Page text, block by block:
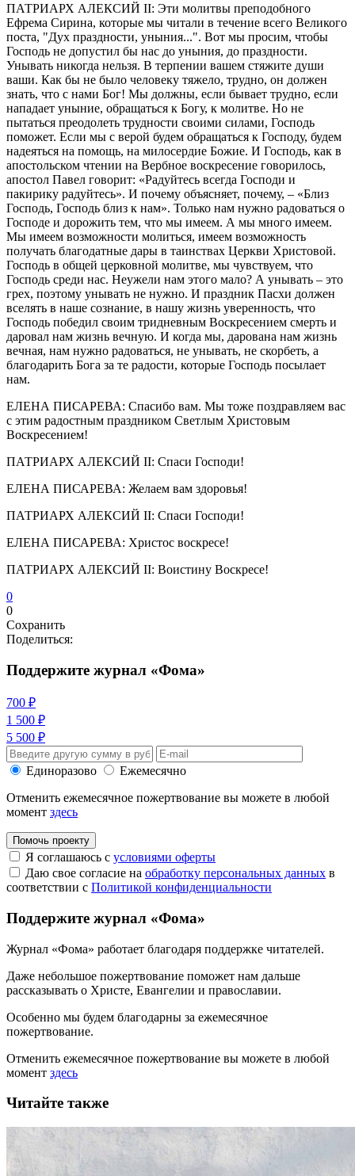
ПАТРИАРХ АЛЕКСИЙ II: Эти молитвы преподобного
Ефрема Сирина, которые мы читали в течение всего Великого
поста, "Дух праздности, уныния...". Вот мы просим, чтобы
Господь не допустил бы нас до уныния, до праздности.
Унывать никогда нельзя. В терпении вашем стяжите души
ваши. Как бы не было человеку тяжело, трудно, он должен
знать, что с нами Бог! Мы должны, если бывает трудно, если
нападает уныние, обращаться к Богу, к молитве. Но не
пытаться преодолеть трудности своими силами, Господь
поможет. Если мы с верой будем обращаться к Господу, будем
надеяться на помощь, на милосердие Божие. И Господь, как в
апостольском чтении на Вербное воскресение говорилось,
апостол Павел говорит: «Радуйтесь всегда Господи и
пакирику радуйтесь». И почему объясняет, почему, – «Близ
Господь, Господь близ к нам». Только нам нужно радоваться о
Господе и дорожить тем, что мы имеем. А мы много имеем.
Мы имеем возможности молиться, имеем возможность
получать благодатные дары в таинствах Церкви Христовой.
Господь в общей церковной молитве, мы чувствуем, что
Господь среди нас. Неужели нам этого мало? А унывать – это
грех, поэтому унывать не нужно. И праздник Пасхи должен
вселять в наше сознание, в нашу жизнь уверенность, что
Господь победил своим тридневным Воскресением смерть и
даровал нам жизнь вечную. И когда мы, дарована нам жизнь
вечная, нам нужно радоваться, не унывать, не скорбеть, а
благодарить Бога за те радости, которые Господь посылает
нам.
ЕЛЕНА ПИСАРЕВА: Спасибо вам. Мы тоже поздравляем вас
с этим радостным праздником Светлым Христовым
Воскресением!
ПАТРИАРХ АЛЕКСИЙ II: Спаси Господи!
ЕЛЕНА ПИСАРЕВА: Желаем вам здоровья!
ПАТРИАРХ АЛЕКСИЙ II: Спаси Господи!
ЕЛЕНА ПИСАРЕВА: Христос воскресе!
ПАТРИАРХ АЛЕКСИЙ II: Воистину Воскресе!
0
0
Сохранить
Поделиться:
Поддержите журнал «Фома»
700 ₽
1 500 ₽
5 500 ₽
Единоразово
Ежемесячно
Отменить ежемесячное пожертвование вы можете в любой
момент здесь
Помочь проекту
Я соглашаюсь с условиями оферты
Даю свое согласие на обработку персональных данных в
соответствии с Политикой конфиденциальности
Поддержите журнал «Фома»
Журнал «Фома» работает благодаря поддержке читателей.
Даже небольшое пожертвование поможет нам дальше
рассказывать о Христе, Евангелии и православии.
Особенно мы будем благодарны за ежемесячное
пожертвование.
Отменить ежемесячное пожертвование вы можете в любой
момент здесь
Читайте также